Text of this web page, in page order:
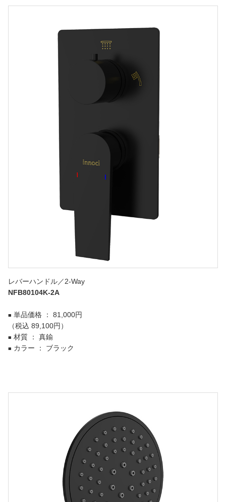
レバーハンドル／2-Way
NFB80104K-2A
■ 単品価格 ： 81,000円
（税込 89,100円）
■ 材質 ： 真鍮
■ カラー ： ブラック